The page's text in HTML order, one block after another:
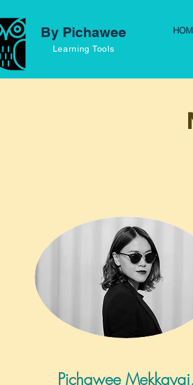
By Pichawee
Learning Tools
Pichawee